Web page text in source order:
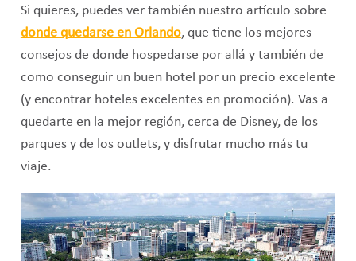
Si quieres, puedes ver también nuestro artículo sobre
donde quedarse en Orlando, que tiene los mejores
consejos de donde hospedarse por allá y también de
como conseguir un buen hotel por un precio excelente
(y encontrar hoteles excelentes en promoción). Vas a
quedarte en la mejor región, cerca de Disney, de los
parques y de los outlets, y disfrutar mucho más tu
viaje.